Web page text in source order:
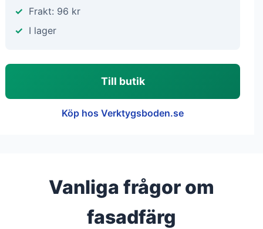
Frakt: 96 kr
I lager
Till butik
Köp hos Verktygsboden.se
Vanliga frågor om
fasadfärg